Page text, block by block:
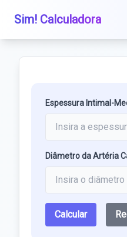
Sim! Calculadora
Espessura Intimal-
Diâmetro da Artéria
Calcular